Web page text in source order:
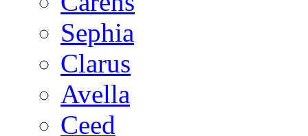
Sephia
Clarus
Avella
Ceed